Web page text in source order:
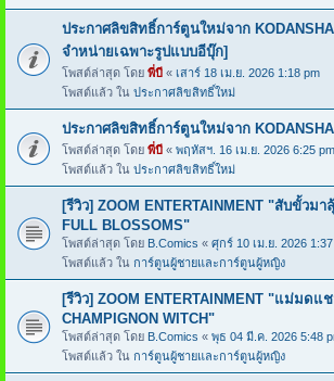
ประกาศลิขสิทธิ์การ์ตูนใหม่จาก KODANSHA
จำหน่ายเฉพาะรูปแบบอีบุ๊ก]
โพสต์ล่าสุด โดย พี่บี « เสาร์ 18 เม.ย. 2026 1:18 pm
โพสต์แล้ว ใน ประกาศลิขสิทธิ์ใหม่
ประกาศลิขสิทธิ์การ์ตูนใหม่จาก KODANSHA
โพสต์ล่าสุด โดย พี่บี « พฤหัสฯ. 16 เม.ย. 2026 6:25 pm
โพสต์แล้ว ใน ประกาศลิขสิทธิ์ใหม่
[รีวิว] ZOOM ENTERTAINMENT "สับขั้วมา
FULL BLOSSOMS"
โพสต์ล่าสุด โดย B.Comics « ศุกร์ 10 เม.ย. 2026
โพสต์แล้ว ใน การ์ตูนผู้ชายและการ์ตูนผู้หญิง
[รีวิว] ZOOM ENTERTAINMENT "แม่มดแ
CHAMPIGNON WITCH"
โพสต์ล่าสุด โดย B.Comics « พุธ 04 มี.ค. 2026 5:48
โพสต์แล้ว ใน การ์ตูนผู้ชายและการ์ตูนผู้หญิง